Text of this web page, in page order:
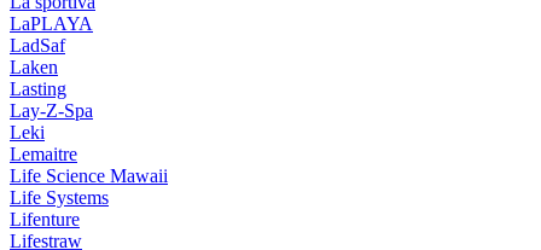
LaPLAYA
LadSaf
Laken
Lasting
Lay-Z-Spa
Leki
Lemaitre
Life Science Mawaii
Life Systems
Lifenture
Lifestraw